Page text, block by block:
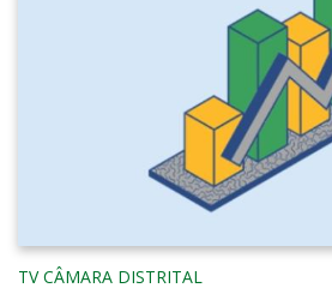
TV CÂMARA DISTRITAL